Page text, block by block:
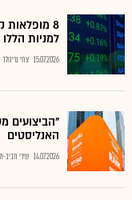
8 מופלאות
למניות הללו
15.07.2026 צחי גרינולד
"הביצועים
האנליסטים
14.07.2026 שירי חביב-